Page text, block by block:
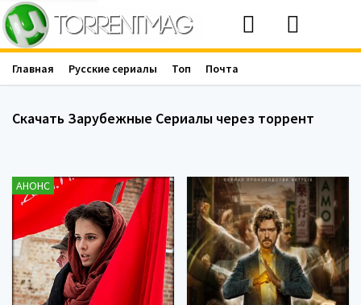
Скачать Зарубежные Сериалы через торрент
АНОНС
Главная Русские сериалы Топ Почта